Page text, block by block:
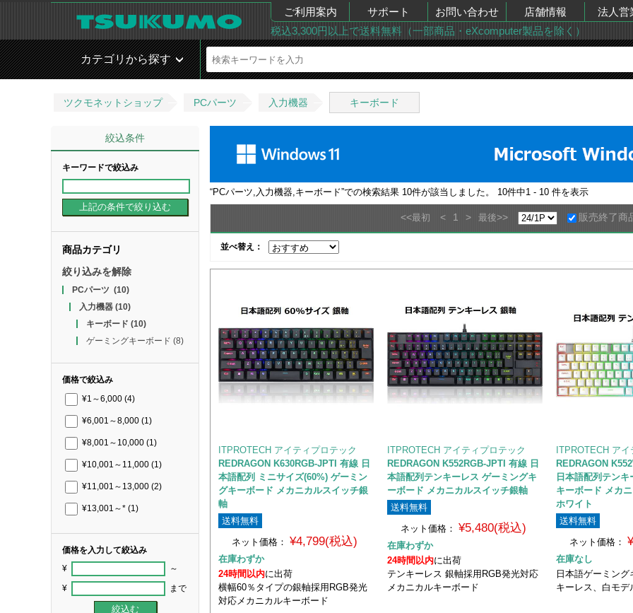
ご利用案内 サポート お問い合わせ 店舗情報 法人営
税込3,300円以上で送料無料（一部商品・eXcomputer製品を除く）
カテゴリから探す
ツクモネットショップ PCパーツ 入力機器 キーボード
絞込条件
キーワードで絞込み
商品カテゴリ
絞り込みを解除
PCパーツ (10)
入力機器(10)
キーボード (10)
ゲーミングキーボード (8)
価格で絞込み
¥1～6,000 (4)
¥6,001～8,000 (1)
¥8,001～10,000 (1)
¥10,001～11,000 (1)
¥11,001～13,000 (2)
¥13,001～* (1)
価格を入力して絞込み
¥ ～
¥ まで
“PCパーツ,入力機器,キーボード”での検索結果 10件が該当しました。 10件中1 - 10 件を表示
<<最初 < 1 > 最後>> 販売終了商
並べ替え：
ITPROTECH アイティプロテック
REDRAGON K630RGB-JPTI 有線 日
本語配列 ミニサイズ(60%) ゲーミン
グキーボード メカニカルスイッチ銀
軸
送料無料
ネット価格： ¥4,799(税込)
在庫わずか
24時間以内に出荷
横幅60％タイプの銀軸採用RGB発光
対応メカニカルキーボード
ITPROTECH アイティプロテック
REDRAGON K552RGB-JPTI 有線 日
本語配列テンキーレス ゲーミングキ
ーボード メカニカルスイッチ銀軸
送料無料
ネット価格： ¥5,480(税込)
在庫わずか
24時間以内に出荷
テンキーレス 銀軸採用RGB発光対応
メカニカルキーボード
ITPROTECH ア
REDRAGON
日本語配列テン
キーボード メカ
ホワイト
送料無料
ネット価格：
在庫なし
日本語ゲーミン
キーレス、白モデ